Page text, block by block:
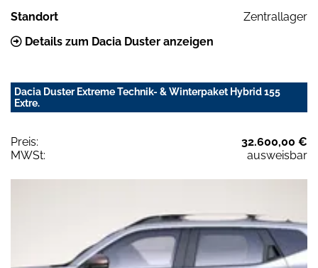
Standort
Zentrallager
Details zum Dacia Duster anzeigen
Dacia Duster Extreme Technik- & Winterpaket Hybrid 155
Extre.
Preis:
32.600,00 €
MWSt:
ausweisbar